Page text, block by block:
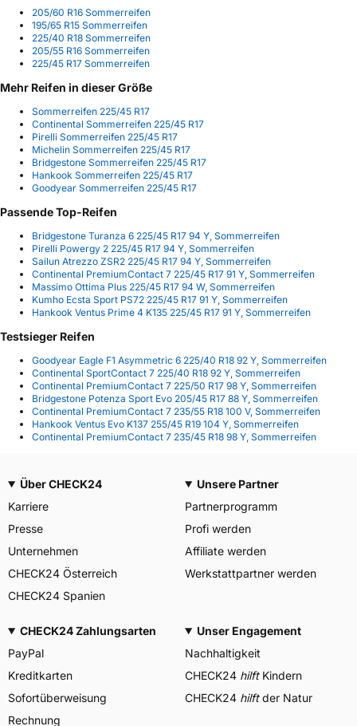
205/60 R16 Sommerreifen
195/65 R15 Sommerreifen
225/40 R18 Sommerreifen
205/55 R16 Sommerreifen
225/45 R17 Sommerreifen
Mehr Reifen in dieser Größe
Sommerreifen 225/45 R17
Continental Sommerreifen 225/45 R17
Pirelli Sommerreifen 225/45 R17
Michelin Sommerreifen 225/45 R17
Bridgestone Sommerreifen 225/45 R17
Hankook Sommerreifen 225/45 R17
Goodyear Sommerreifen 225/45 R17
Passende Top-Reifen
Bridgestone Turanza 6 225/45 R17 94 Y, Sommerreifen
Pirelli Powergy 2 225/45 R17 94 Y, Sommerreifen
Sailun Atrezzo ZSR2 225/45 R17 94 Y, Sommerreifen
Continental PremiumContact 7 225/45 R17 91 Y, Sommerreifen
Massimo Ottima Plus 225/45 R17 94 W, Sommerreifen
Kumho Ecsta Sport PS72 225/45 R17 91 Y, Sommerreifen
Hankook Ventus Prime 4 K135 225/45 R17 91 Y, Sommerreifen
Testsieger Reifen
Goodyear Eagle F1 Asymmetric 6 225/40 R18 92 Y, Sommerreifen
Continental SportContact 7 225/40 R18 92 Y, Sommerreifen
Continental PremiumContact 7 225/50 R17 98 Y, Sommerreifen
Bridgestone Potenza Sport Evo 205/45 R17 88 Y, Sommerreifen
Continental PremiumContact 7 235/55 R18 100 V, Sommerreifen
Hankook Ventus Evo K137 255/45 R19 104 Y, Sommerreifen
Continental PremiumContact 7 235/45 R18 98 Y, Sommerreifen
Über CHECK24
Karriere
Presse
Unternehmen
CHECK24 Österreich
CHECK24 Spanien
Unsere Partner
Partnerprogramm
Profi werden
Affiliate werden
Werkstattpartner werden
CHECK24 Zahlungsarten
PayPal
Kreditkarten
Sofortüberweisung
Rechnung
Unser Engagement
Nachhaltigkeit
CHECK24 hilftKindern
CHECK24 hilftder Natur